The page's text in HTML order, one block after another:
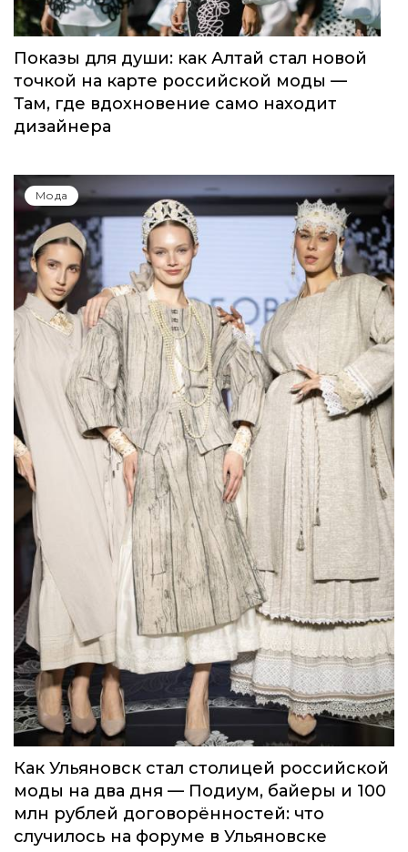
Показы для души: как Алтай стал новой
точкой на карте российской моды —
Там, где вдохновение само находит
дизайнера
Мода
Как Ульяновск стал столицей российской
моды на два дня — Подиум, байеры и 100
млн рублей договорённостей: что
случилось на форуме в Ульяновске